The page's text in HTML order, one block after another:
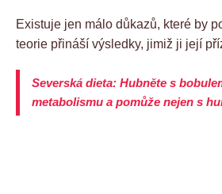
Existuje jen málo důkazů, které by
teorie přináší výsledky, jimiž ji její
Severská dieta: Hubněte s
metabolismu a pomůže nejen s